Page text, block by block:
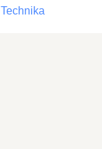
Technika